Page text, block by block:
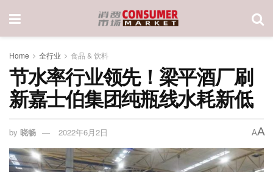
Home 全行业 食品 & 饮料
节水率行业领先！梁平酒厂刷
新嘉士伯集团纯瓶线水耗新低
by 晓畅 2022年6月2日 AA